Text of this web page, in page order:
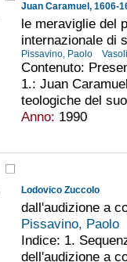
Juan Caramuel, 1606-
le meraviglie del
internazionale di
Pissavino, Paolo
Contenuto:
1.: Juan
teologiche del
Anno: 1990
Lodovico Zuccolo
dall'audizione a
Pissavino, Paolo
Indice: 1.
dell'audizione a